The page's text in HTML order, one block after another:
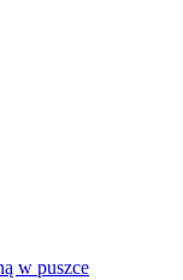
w puszce